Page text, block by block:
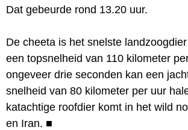
Dat gebeurde rond 13.20 uur.
De cheeta is het snelste
een topsnelheid van 110 kilometer
ongeveer drie seconden kan een
snelheid van 80 kilometer per uur
katachtige roofdier komt in het wild
en Iran. ■